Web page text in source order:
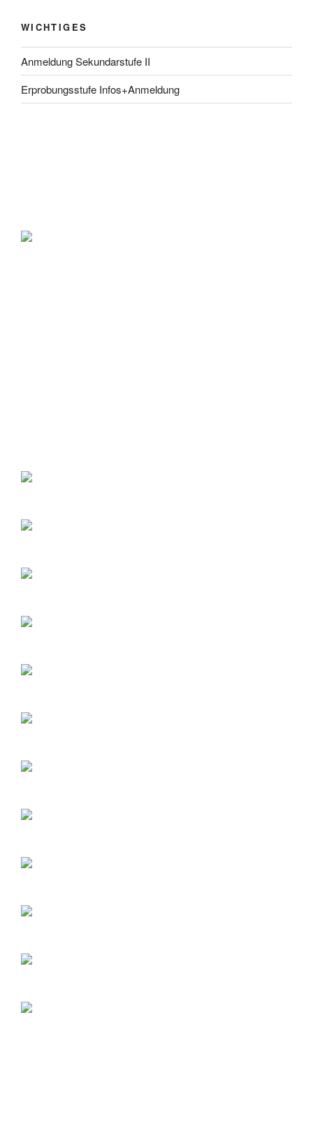
WICHTIGES
Anmeldung Sekundarstufe II
Erprobungsstufe Infos+Anmeldung